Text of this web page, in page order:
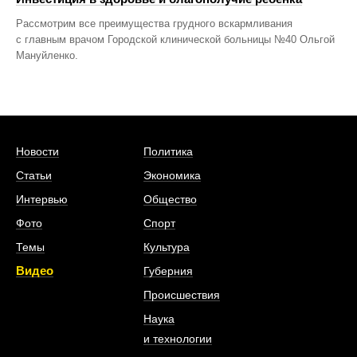
Рассмотрим все преимущества грудного вскармливания
с главным врачом Городской клинической больницы №40 Ольгой
Мануйленко.
Новости
Статьи
Интервью
Фото
Темы
Видео
Политика
Экономика
Общество
Спорт
Культура
Губерния
Происшествия
Наука
и технологии